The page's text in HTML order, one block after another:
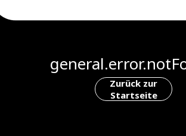
Zurück zur
Startseite